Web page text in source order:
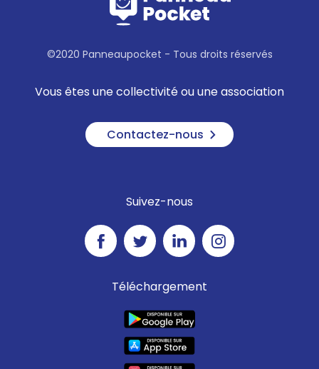
©2020 Panneaupocket - Tous droits réservés
Vous êtes une collectivité ou une association
Contactez-nous
Suivez-nous
Téléchargement